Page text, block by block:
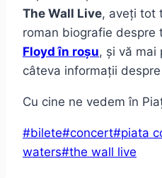
The Wall Live, aveți tot
roman biografie despre
Floyd în roșu, și vă mai
câteva informații despre
Cu cine ne vedem în
Post
Tags:
#bilete#concert#piata
waters#the wall live